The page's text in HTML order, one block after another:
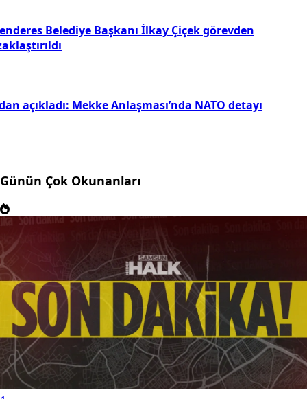
Belediye Başkanı İlkay Çiçek görevden
açıkladı: Mekke Anlaşması’nda NATO detayı
Günün Çok Okunanları